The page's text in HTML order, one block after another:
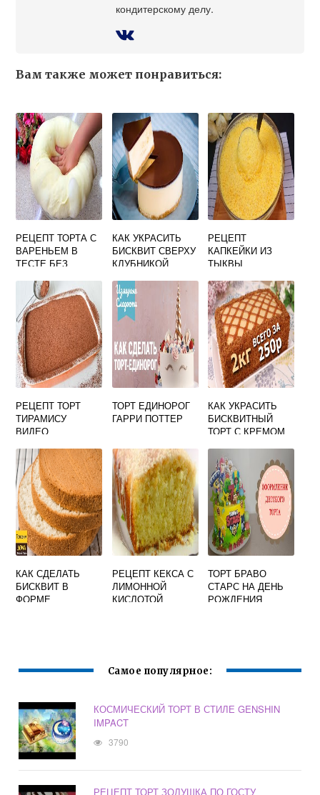
кондитерскому делу.
Вам также может понравиться:
РЕЦЕПТ ТОРТА С
ВАРЕНЬЕМ В
ТЕСТЕ БЕЗ
КАК УКРАСИТЬ
БИСКВИТ СВЕРХУ
КЛУБНИКОЙ
РЕЦЕПТ
КАПКЕЙКИ ИЗ
ТЫКВЫ
РЕЦЕПТ ТОРТ
ТИРАМИСУ
ВИДЕО
ТОРТ ЕДИНОРОГ
ГАРРИ ПОТТЕР
КАК УКРАСИТЬ
БИСКВИТНЫЙ
ТОРТ С КРЕМОМ
КАК СДЕЛАТЬ
БИСКВИТ В
ФОРМЕ
РЕЦЕПТ КЕКСА С
ЛИМОННОЙ
КИСЛОТОЙ
ТОРТ БРАВО
СТАРС НА ДЕНЬ
РОЖДЕНИЯ
Самое популярное:
КОСМИЧЕСКИЙ ТОРТ В СТИЛЕ GENSHIN
IMPACT
3790
РЕЦЕПТ ТОРТ ЗОЛУШКА ПО ГОСТУ